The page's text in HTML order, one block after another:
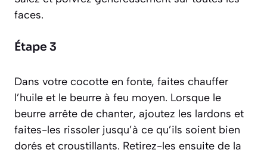
faces.
Étape 3
Dans votre cocotte en fonte, faites chauffer
l’huile et le beurre à feu moyen. Lorsque le
beurre arrête de chanter, ajoutez les lardons et
faites-les rissoler jusqu’à ce qu’ils soient bien
dorés et croustillants. Retirez-les ensuite de la